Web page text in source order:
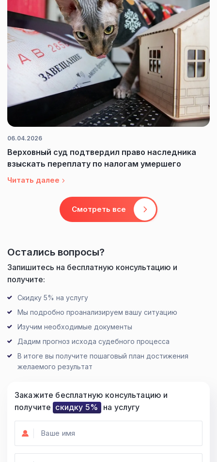
06.04.2026
Верховный суд подтвердил право наследника
взыскать переплату по налогам умершего
Читать далее
Смотреть все
Остались вопросы?
Запишитесь на бесплатную консультацию и
получите:
Скидку 5% на услугу
Мы подробно проанализируем вашу ситуацию
Изучим необходимые документы
Дадим прогноз исхода судебного процесса
В итоге вы получите пошаговый план достижения
желаемого результат
Закажите бесплатную консультацию и
получите скидку 5% на услугу